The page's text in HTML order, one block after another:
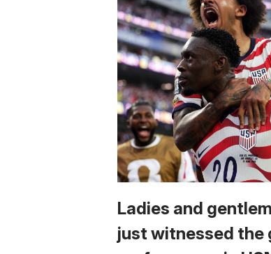
Ladies and
just witnessed the